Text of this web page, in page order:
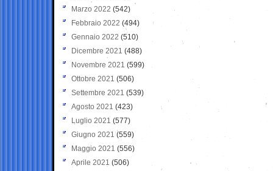
Marzo 2022 (542)
Febbraio 2022 (494)
Gennaio 2022 (510)
Dicembre 2021 (488)
Novembre 2021 (599)
Ottobre 2021 (506)
Settembre 2021 (539)
Agosto 2021 (423)
Luglio 2021 (577)
Giugno 2021(559)
Maggio 2021 (556)
Aprile 2021 (506)